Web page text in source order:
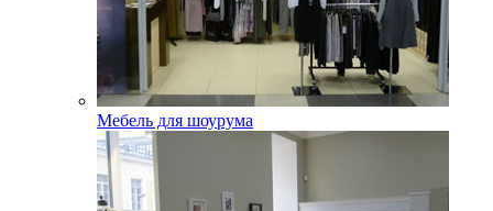
Мебель для шоурума